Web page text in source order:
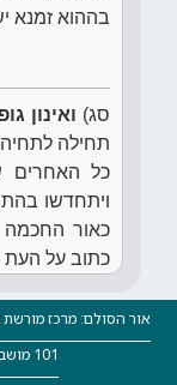
בההוא זמנא
סג) ואינון
תחילה
כל האחרים
ויתחדשו
כאור החכמה
כתוב על
101 מושב לוזית 9984500, טלפון: 051-5730078